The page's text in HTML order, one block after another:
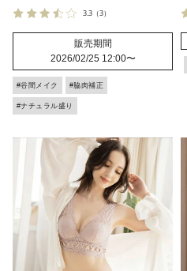
3.3 （3）
販売期間
2026/02/25 12:00〜
#谷間メイク #脇肉補正
#ナチュラル盛り